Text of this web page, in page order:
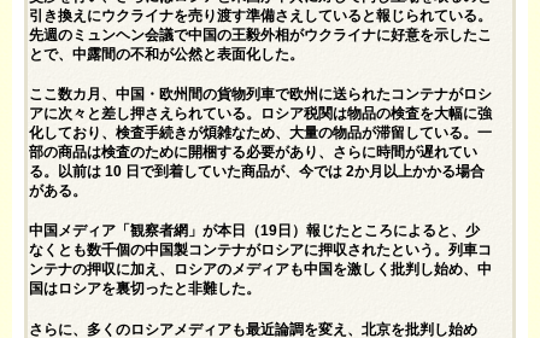
引き換えにウクライナを売り渡す準備さえしていると報じられている。
先週のミュンヘン会議で中国の王毅外相がウクライナに好意を示したこ
とで、中露間の不和が公然と表面化した。
ここ数カ月、中国・欧州間の貨物列車で欧州に送られたコンテナがロシ
アに次々と差し押さえられている。ロシア税関は物品の検査を大幅に強
化しており、検査手続きが煩雑なため、大量の物品が滞留している。一
部の商品は検査のために開梱する必要があり、さらに時間が遅れてい
る。以前は 10 日で到着していた商品が、今では 2か月以上かかる場合
がある。
中国メディア「観察者網」が本日（19日）報じたところによると、少
なくとも数千個の中国製コンテナがロシアに押収されたという。列車コ
ンテナの押収に加え、ロシアのメディアも中国を激しく批判し始め、中
国はロシアを裏切ったと非難した。
さらに、多くのロシアメディアも最近論調を変え、北京を批判し始め